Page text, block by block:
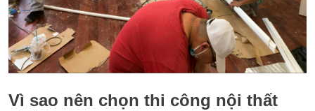
Vì sao nên chọn thi công nội thất